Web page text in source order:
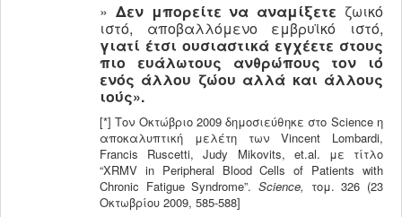
» Δεν μπορείτε να αναμίξετε ζωικό
ιστό, αποβαλλόμενο εμβρυϊκό ιστό,
γιατί έτσι ουσιαστικά εγχέετε στους
πιο ευάλωτους ανθρώπους τον ιό
ενός άλλου ζώου αλλά και άλλους
ιούς».
[*] Τον Οκτώβριο 2009 δημοσιεύθηκε στο Science η
αποκαλυπτική μελέτη των Vincent Lombardi,
Francis Ruscetti, Judy Mikovits, et.al. με τίτλο
“XRMV in Peripheral Blood Cells of Patients with
Chronic Fatigue Syndrome”. Science, τομ. 326 (23
Οκτωβρίου 2009, 585-588]